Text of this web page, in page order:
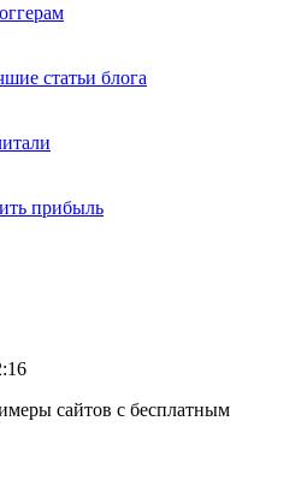
статьи блога
прибыль
сайтов с бесплатным